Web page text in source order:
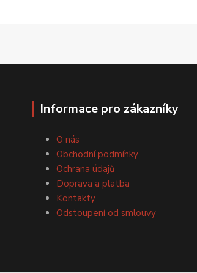
Informace pro zákazníky
O nás
Obchodní podmínky
Ochrana údajů
Doprava a platba
Kontakty
Odstoupení od smlouvy